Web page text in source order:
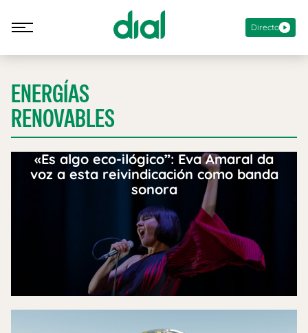
Directo
ENERGÍAS
RENOVABLES
«Es algo eco-ilógico”: Eva Amaral da
voz a esta reivindicación como banda
sonora